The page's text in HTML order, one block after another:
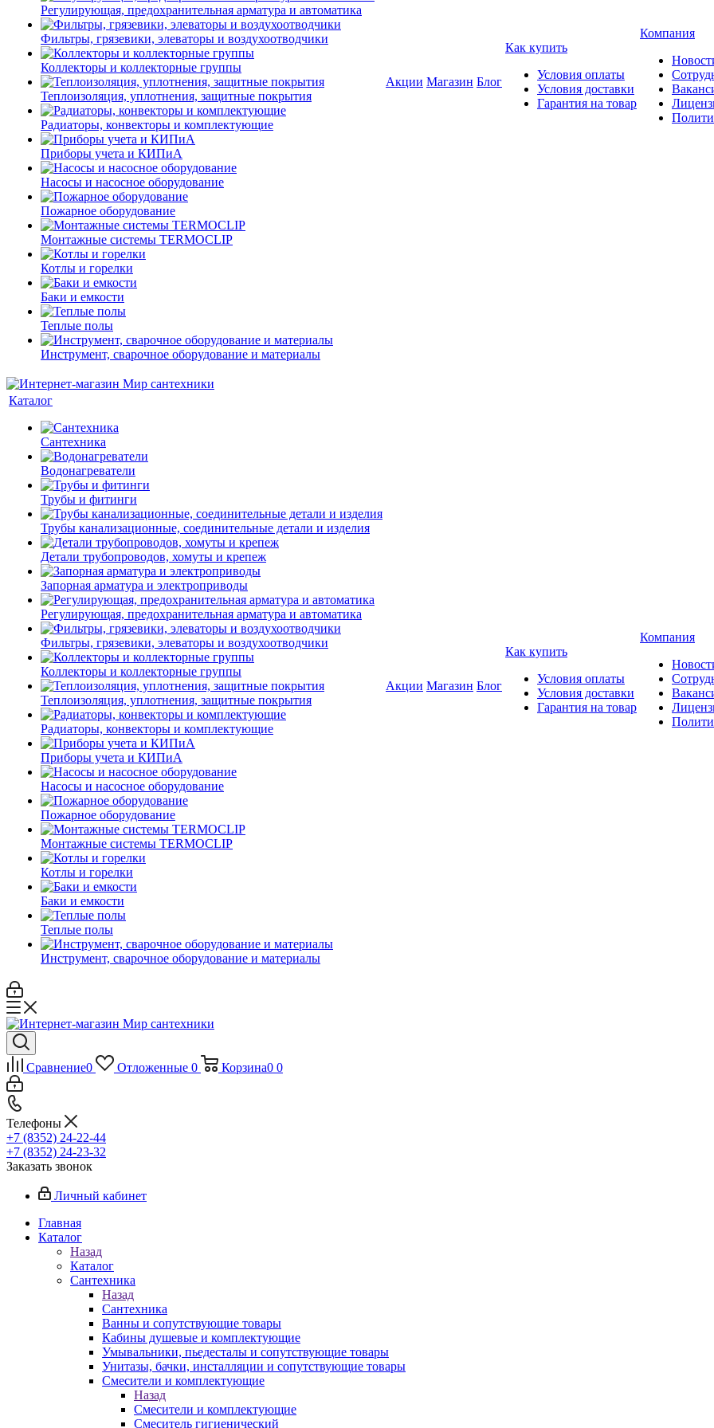
Регулирующая, предохранительная арматура и автоматика
Фильтры, грязевики, элеваторы и воздухоотводчики
Коллекторы и коллекторные группы
Теплоизоляция, уплотнения, защитные покрытия
Радиаторы, конвекторы и комплектующие
Приборы учета и КИПиА
Насосы и насосное оборудование
Пожарное оборудование
Монтажные системы TERMOCLIP
Котлы и горелки
Баки и емкости
Теплые полы
Инструмент, сварочное оборудование и материалы
Акции Магазин Блог
Как купить
Условия оплаты
Условия доставки
Гарантия на товар
Компания
Каталог
Сантехника
Водонагреватели
Трубы и фитинги
Трубы канализационные, соединительные детали и изделия
Детали трубопроводов, хомуты и крепеж
Запорная арматура и электроприводы
Регулирующая, предохранительная арматура и автоматика
Фильтры, грязевики, элеваторы и воздухоотводчики
Коллекторы и коллекторные группы
Теплоизоляция, уплотнения, защитные покрытия
Радиаторы, конвекторы и комплектующие
Приборы учета и КИПиА
Насосы и насосное оборудование
Пожарное оборудование
Монтажные системы TERMOCLIP
Котлы и горелки
Баки и емкости
Теплые полы
Инструмент, сварочное оборудование и материалы
Акции Магазин Блог
Как купить
Условия оплаты
Условия доставки
Гарантия на товар
Компания
Сравнение0 Отложенные 0 Корзина0 0
Телефоны
+7 (8352) 24-22-44
+7 (8352) 24-23-32
Заказать звонок
Личный кабинет
Главная
Каталог
Назад
Каталог
Сантехника
Назад
Сантехника
Ванны и сопутствующие товары
Кабины душевые и комплектующие
Умывальники, пьедесталы и сопутствующие товары
Унитазы, бачки, инсталляции и сопутствующие товары
Смесители и комплектующие
Назад
Смесители и комплектующие
Смеситель гигиенический